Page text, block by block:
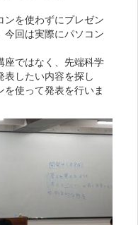
ンを使わずにプレゼン
今回は実際にパソコン
座ではなく、先端科学
表したい内容を探し
使って発表を行いま